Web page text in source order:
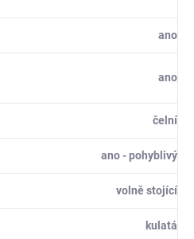
ano
ano
čelní
ano - pohyblivý
volně stojící
kulatá